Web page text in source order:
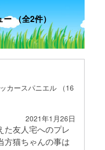
（全2件）
カースパニエル （16
2021年1月26日
た友人宅へのプレ
方猫ちゃんの事は